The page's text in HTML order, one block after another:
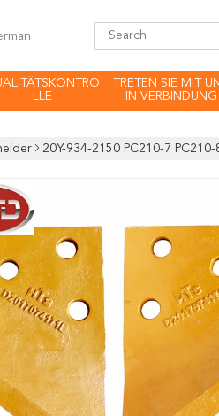
LLE
TRETEN SIE MIT
IN VERBINDUNG
20Y-934-2150 PC210-7